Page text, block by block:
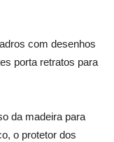
com desenhos
porta retratos para
da madeira para
o protetor dos